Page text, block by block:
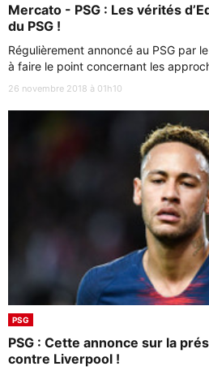
Mercato - PSG : Les vérités
du PSG !
Régulièrement annoncé au PSG par
à faire le point concernant les
26 novembre 2018 à 01h10
PSG
PSG : Cette annonce sur la
contre Liverpool !